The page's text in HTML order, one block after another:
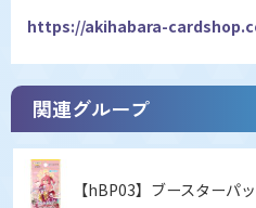
https://akihabara-
関連グループ
【hBP03】ブースターパ